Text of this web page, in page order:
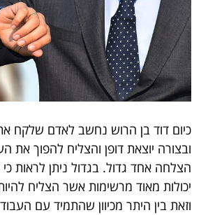
כיום דוד בן הרוש נחשב לאדם שלקח
ובצורה יוצאת דופן והצליח להפוך את
הצלחה אחד גדול. בגדול ניתן לראות
יכולות מאוד מרשימות אשר הצליח
וזאת בין היתר מכיוון שהתמיד עם